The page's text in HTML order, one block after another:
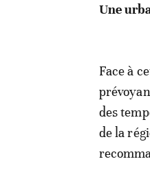
Une
Face à
des
de la